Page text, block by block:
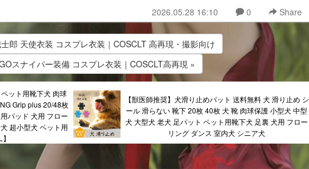
2026.05.28 16:10
0 Share
郎 天使衣装 コスプレ衣装｜COSCLT 高再現・撮影向け
スナイパー装備 コスプレ衣装｜COSCLT高再現 »
ット用靴下犬 肉球
Grip plus 20/48枚
パッド 犬用 フロー
超小型犬 ペット用
【獣医師推奨】犬滑り止めパット 送料無料 犬 滑り止め シ
ール 滑らない 靴下 20枚 40枚 犬 靴 肉球保護 小型犬 中型
犬 大型犬 老犬 足パット ペット用靴下犬 足裏 犬用 フロー
リング ダンス 室内犬 シニア犬